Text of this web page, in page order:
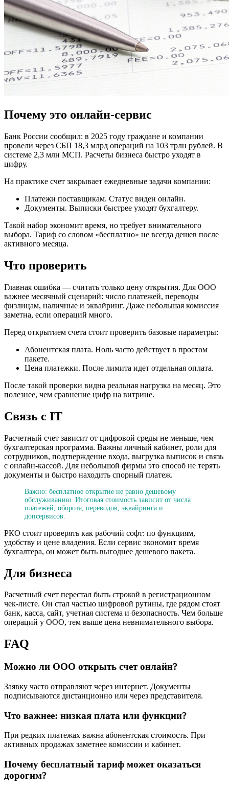
Почему это онлайн-сервис
Банк России сообщил: в 2025 году граждане и компании
провели через СБП 18,3 млрд операций на 103 трлн рублей. В
системе 2,3 млн МСП. Расчеты бизнеса быстро уходят в
цифру.
На практике счет закрывает ежедневные задачи компании:
Платежи поставщикам. Статус виден онлайн.
Документы. Выписки быстрее уходят бухгалтеру.
Такой набор экономит время, но требует внимательного
выбора. Тариф со словом «бесплатно» не всегда дешев после
активного месяца.
Что проверить
Главная ошибка — считать только цену открытия. Для ООО
важнее месячный сценарий: число платежей, переводы
физлицам, наличные и эквайринг. Даже небольшая комиссия
заметна, если операций много.
Перед открытием счета стоит проверить базовые параметры:
Абонентская плата. Ноль часто действует в простом
пакете.
Цена платежки. После лимита идет отдельная оплата.
После такой проверки видна реальная нагрузка на месяц. Это
полезнее, чем сравнение цифр на витрине.
Связь с IT
Расчетный счет зависит от цифровой среды не меньше, чем
бухгалтерская программа. Важны личный кабинет, роли для
сотрудников, подтверждение входа, выгрузка выписок и связь
с онлайн-кассой. Для небольшой фирмы это способ не терять
документы и быстро находить спорный платеж.
Важно: бесплатное открытие не равно дешевому
обслуживанию. Итоговая стоимость зависит от числа
платежей, оборота, переводов, эквайринга и
допсервисов.
РКО стоит проверять как рабочий софт: по функциям,
удобству и цене владения. Если сервис экономит время
бухгалтера, он может быть выгоднее дешевого пакета.
Для бизнеса
Расчетный счет перестал быть строкой в регистрационном
чек-листе. Он стал частью цифровой рутины, где рядом стоят
банк, касса, сайт, учетная система и безопасность. Чем больше
операций у ООО, тем выше цена невнимательного выбора.
FAQ
Можно ли ООО открыть счет онлайн?
Заявку часто отправляют через интернет. Документы
подписываются дистанционно или через представителя.
Что важнее: низкая плата или функции?
При редких платежах важна абонентская стоимость. При
активных продажах заметнее комиссии и кабинет.
Почему бесплатный тариф может оказаться
дорогим?